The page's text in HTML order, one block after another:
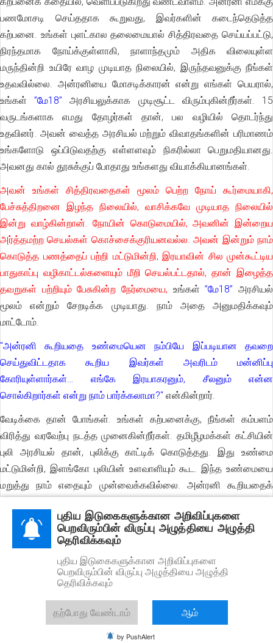
பணமோசடி செய்ததாக கூறுவது, இவர்களின் கடைந்தெடுத்த
கற்பனை. உங்கள் புளட்கால தலைமையால் சித்திரவதை செய்யப்பட்டு,
நிரந்தமாக நோய்க்குள்ளாகி, நாளாந்தமும் அதிக விலையுள்ள
மருந்தின்றி உயிரே வாழ முடியாத நிலையில், இருந்தவனுக்கு நீங்கள்
உதவவில்லை. அன்ரனியை மோசடிக்காரன் என்று எங்கள் பெயரால்,
உங்கள்”மே18” அரசியலுக்காக முடிசூட்ட விரும்புகின்றீர்கள். 15
வருடங்களாக எமது தோழர்கள் தான், பல வழியில் தொடர்ந்து
உதவினர். அவன் வைத்த அரசியல் மற்றும் விவாதங்களின் பரிமாணம்
உங்களோடு ஒப்பிடுவதற்கு எள்ளளவும் நிகரில்லா பெறுமதியானது.
அவனது கால் தூசுக்குப் போதாது உங்களது வியாக்கியானங்கள்.
அவன் உங்கள் சித்திரவதைகள் மூலம் பெற்ற நோய் கூர்மையாகி,
பேச்சுத்திறனை இழந்த நிலையில், வாசிக்கவே முடியாத நிலையில்
இன்று வாழ்கின்றான். நோயின் கொடுமையில், அவனின் இன்றைய
அர்த்தமற்ற செயல்கள் கொச்சைக்குரியனவல்ல. அவன் இன்றும் நாம்
கொடுத்த பணத்தைப் பற்றி மட்டுமின்றி, இரயாவின் சில முன்கூட்டிய
பாதுகாப்பு வழிகாட்டல்களையும் மீறி செயல்பட்டதால், தான் இழைத்த
தவறுகள் பற்றியும் பேசுகின்ற நேர்மையை, உங்கள்”மே18” அரசியல்
மூலம் என்றும் சேறடிக்க முடியாது. நாம் அதை அனுமதிக்கவும்
மாட்டோம்.
"அன்ரனி கூறியதை உண்மையென நம்பியே இப்படியான தவறை
செய்துவிட்டதாக கூறிய இவர்கள் அவரிடம் மன்னிப்பு
கோரியுள்ளார்கள்… எங்கே இரயாகரனும், சீலனும் என்ன
சொல்கிறார்கள் என்று நாம் பார்க்கலாமா?" என்கின்றார்.
வேடிக்கை தான் போங்கள். உங்கள் கற்பனைக்கு, நீங்கள் கம்பளம்
விரித்து வரவேற்பு நடத்த முனைகின்றீர்கள். தமிழீழமக்கள் கட்சியின்
புலி அரசியல் தான், புலிக்கு காட்டிக் கொடுத்தது. இது உண்மை
மட்டுமின்றி, இளங்கோ புலியின் உளவாளியும் கூட. இந்த உண்மையை
மறுத்து நாம் எதையும் முன்வைக்கவில்லை. அன்ரனி கூறியதைக்
கூறியதைக்கொண்டோ, இல்லாத ஒன்றை நாம் சொன்னது கிடையாது.
புலிக்கு புலம்பெயர் இலக்கியவாதிகள் பற்றிய முழுவிபரமும் அடங்கிய,
அவர்களின் படங்கள் ஈறாக (இளங்கோ அனைவருடனும் நின்று எடுத்த
படம்), உங்கள் தமிழீழமக்கள் கட்சிதான் புலிக்கு கொடுத்தது
மட்டுமன்றி ஆள்காட்டி வேலையையும் செய்தது. இதைத்தான்
"தேசபக்தனுக்கு" எதிராகவும் தமிழீழமக்கள் கட்சி செய்தது. அரசியல்
ரீதியாக புலியை வழிகாட்டியவர்கள், எல்லாம் முடிந்தவுடன்
புதிய இடுகைகளுக்கான அறிவிப்புகளை
பெறவிரும்பின் விருப்பு அழுத்தியை அழுத்தி
தெரிவிக்கவும்
புதிய இடுகைகளுக்கான அறிவிப்புகளை
பெறவிரும்பின் விருப்பு அழுத்தியை அழுத்தி
தெரிவிக்கவும்
தற்போது வேண்டாம் ஆம்
by PushAlert